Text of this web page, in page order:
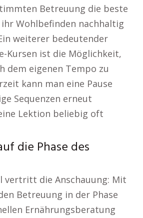
Betreuung die beste
Wohlbefinden nachhaltig
weiterer bedeutender
Kursen ist die Möglichkeit,
dem eigenen Tempo zu
kann man eine Pause
Sequenzen erneut
Lektion beliebig oft
die Phase des
vertritt die Anschauung: Mit
Betreuung in der Phase
Ernährungsberatung